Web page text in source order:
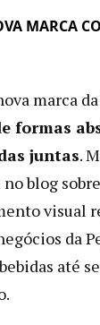
MARCA
marca
formas
juntas.
blog
visual
da
até